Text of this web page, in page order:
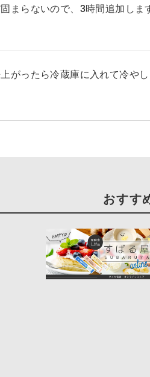
まらないので、3時間追加しま
がったら冷蔵庫に入れて冷やし
おすす